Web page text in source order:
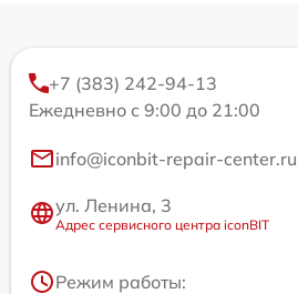
+7 (383) 242-94-13
Ежедневно с 9:00 до 21:00
info@iconbit-repair-center.ru
ул. Ленина, 3
Адрес сервисного центра iconBIT
Режим работы: